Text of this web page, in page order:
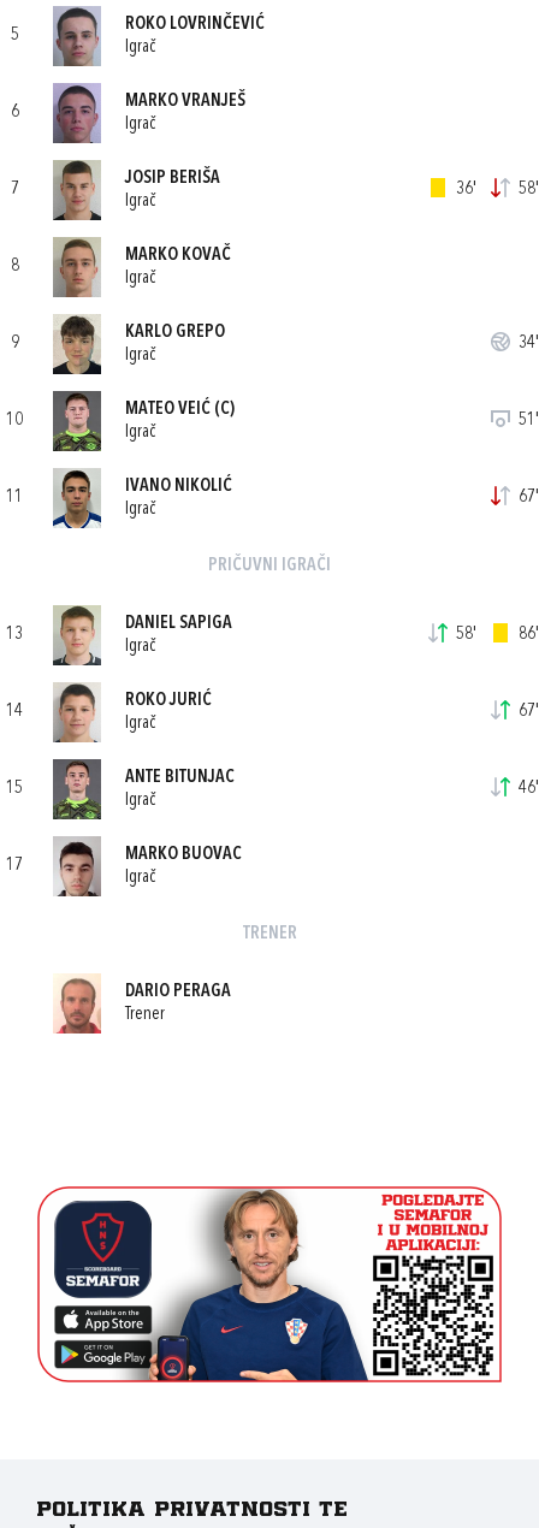
5
ROKO LOVRINČEVIĆ
Igrač
6
MARKO VRANJEŠ
Igrač
7
JOSIP BERIŠA
Igrač
36' 58'
8
MARKO KOVAČ
Igrač
9
KARLO GREPO
Igrač
34'
10
MATEO VEIĆ (C)
Igrač
51'
11
IVANO NIKOLIĆ
Igrač
67'
PRIČUVNI IGRAČI
13
DANIEL SAPIGA
Igrač
58' 86'
14
ROKO JURIĆ
Igrač
67'
15
ANTE BITUNJAC
Igrač
46'
17
MARKO BUOVAC
Igrač
TRENER
DARIO PERAGA
Trener
Politika privatnosti te